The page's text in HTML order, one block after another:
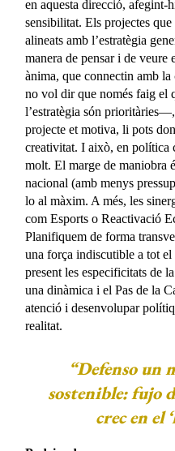
en aquesta direcció, afegint-
sensibilitat. Els projectes
alineats amb l’estratègia
manera de pensar i de veure
ànima, que connectin amb
no vol dir que només faig el
l’estratègia són
projecte et motiva, li pots
creativitat. I això, en política
molt. El marge de maniobra
nacional (amb menys
lo al màxim. A més, les
com Esports o Reactivació
Planifiquem de forma
una força indiscutible a tot
present les especificitats de
una dinàmica i el Pas de la
atenció i desenvolupar
realitat.
“Defenso un
sostenible: fujo
crec en el